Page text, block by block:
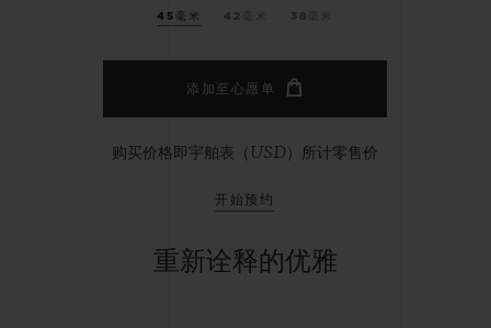
45毫米 42毫米 38毫米
添加至心愿单
购买价格即宇舶表（USD）所计零售价
开始预约
重新诠释的优雅